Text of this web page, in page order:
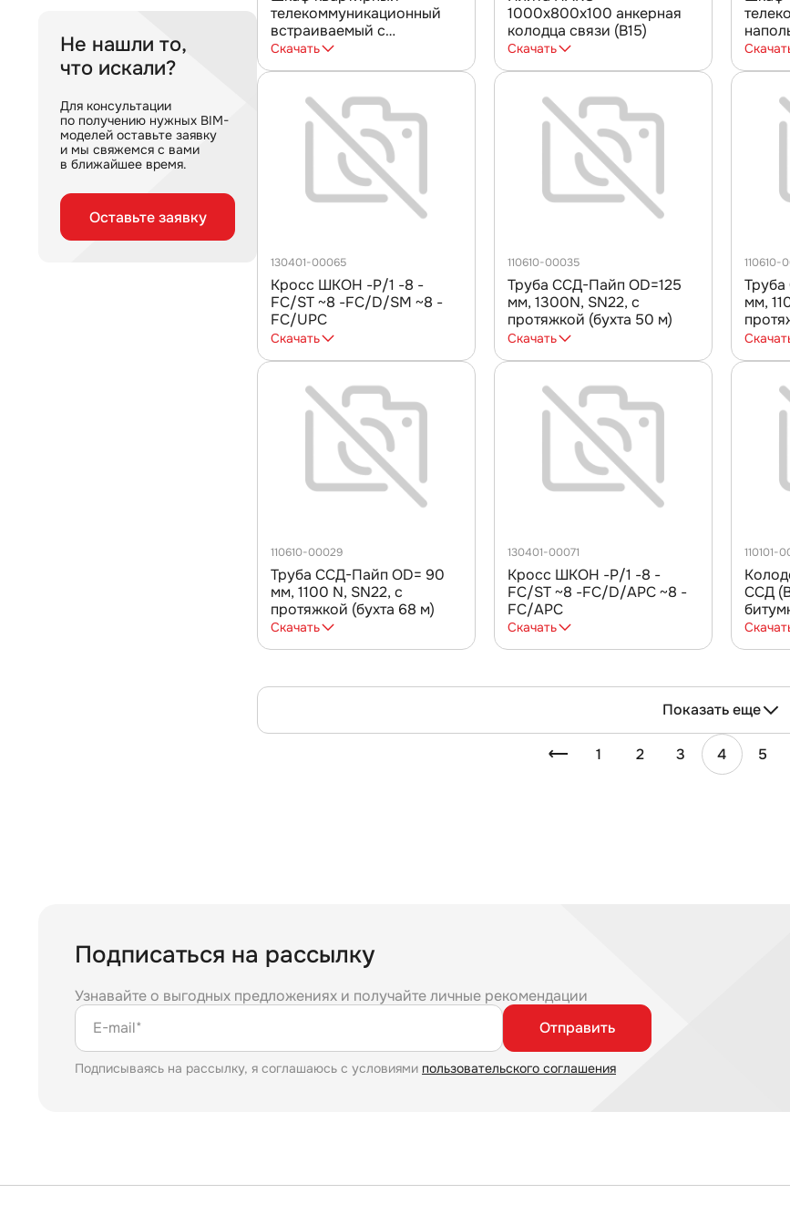
Не нашли то,
что искали?
Для консультации
по получению нужных BIM-
моделей оставьте заявку
и мы свяжемся с вами
в ближайшее время.
Оставьте заявку
телекоммуникационный
встраиваемый с
радиопрозрачной дверцей
ШТ-НСс 2+1 патч-корд,
Скачать
1000х800х100 анкерная
колодца связи (В15)
Скачать
, ШТ-
130401-00065
Кросс ШКОН -Р/1 -8 -
FC/ST ~8 -FC/D/SM ~8 -
FC/UPC
Скачать
110610-00035
Труба ССД-Пайп OD=125
мм, 1300N, SN22, с
протяжкой (бухта 50 м)
Скачать
110610-
мм,
110610-00029
Труба ССД-Пайп OD= 90
мм, 1100 N, SN22, с
протяжкой (бухта 68 м)
Скачать
130401-00071
Кросс ШКОН -Р/1 -8 -
FC/ST ~8 -FC/D/APC ~8 -
FC/APC
Скачать
110101-
ССД
Показать еще
1 2 3 4 5
Подписаться на рассылку
Узнавайте о выгодных предложениях и получайте личные рекомендации
E-mail*
Отправить
Подписываясь на рассылку, я соглашаюсь с условиями пользовательского соглашения